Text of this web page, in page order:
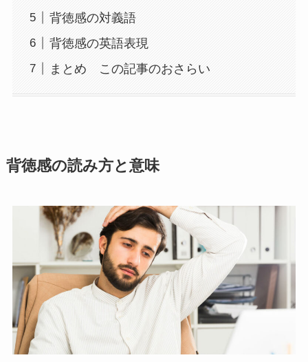
背徳感の対義語
背徳感の英語表現
まとめ この記事のおさらい
背徳感の読み方と意味